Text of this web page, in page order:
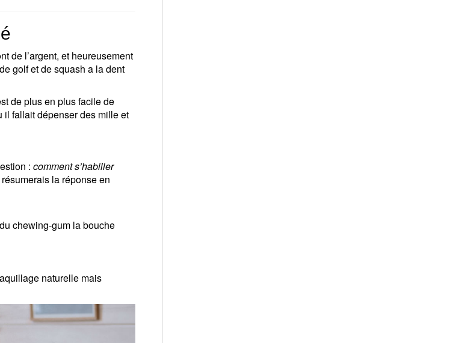
de l’argent, et heureusement
golf et de squash a la dent
de plus en plus facile de
il fallait dépenser des mille et
: comment s’habiller
la réponse en
chewing-gum la bouche
naturelle mais